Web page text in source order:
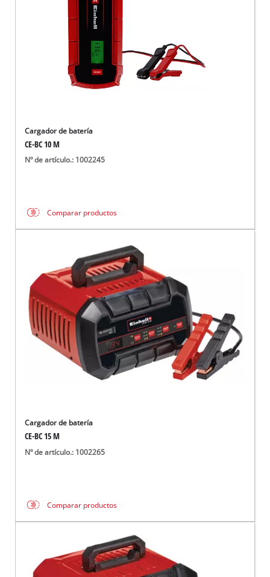
Cargador de batería
CE-BC 10 M
Nº de artículo.: 1002245
Comparar productos
Cargador de batería
CE-BC 15 M
Nº de artículo.: 1002265
Comparar productos